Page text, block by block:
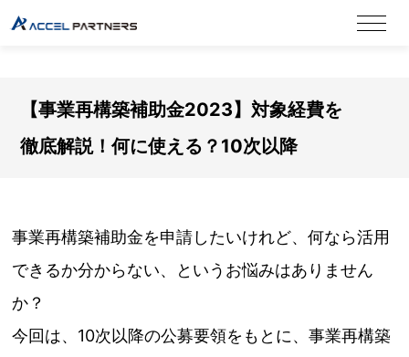
【事業再構築補助金2023】対象経費を
徹底解説！何に使える？10次以降
事業再構築補助金を申請したいけれど、何なら活用
できるか分からない、というお悩みはありません
か？
今回は、10次以降の公募要領をもとに、事業再構築